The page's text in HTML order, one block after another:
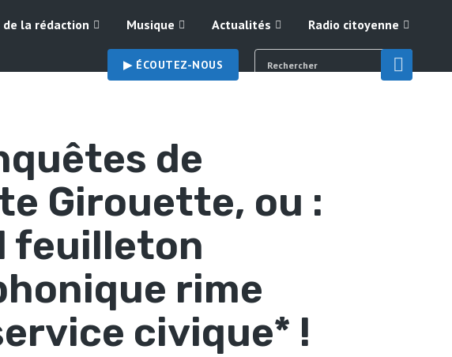
de la rédaction Musique Actualités Radio citoyenne
▶︎ ÉCOUTEZ-NOUS
de
Girouette, ou :
feuilleton
rime
civique* !